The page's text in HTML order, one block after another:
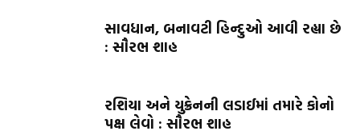
સાવધાન, બનાવટી હિન્દુઓ આવી રહ્યા છે
: સૌરભ શાહ
રશિયા અને યુક્રેનની લડાઈમાં તમારે કોનો
પક્ષ લેવો : સૌરભ શાહ